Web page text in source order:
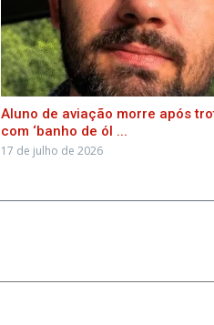
Aluno de aviação morre após
com ‘banho de ól ...
17 de julho de 2026